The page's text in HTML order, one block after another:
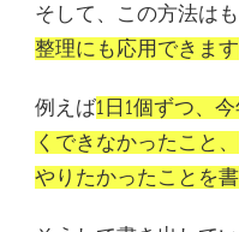
そして、この方法は
整理にも応用できます
例えば1日1個ずつ、
くできなかったこと、
やりたかったことを